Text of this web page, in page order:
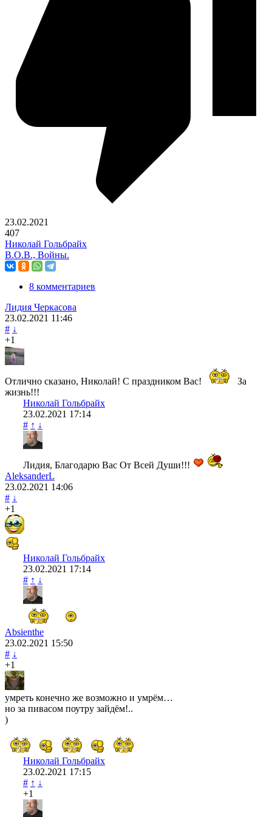
23.02.2021
407
Николай Гольбрайх
В.О.В., Войны.
8 комментариев
Лидия Черкасова
23.02.2021 11:46
# ↓
+1
Отлично сказано, Николай! С праздником Вас!
За
жизнь!!!
Николай Гольбрайх
23.02.2021 17:14
# ↑ ↓
Лидия, Благодарю Вас От Всей Души!!!
AleksanderL
23.02.2021 14:06
# ↓
+1
Николай Гольбрайх
23.02.2021 17:14
# ↑ ↓
Absienthe
23.02.2021 15:50
# ↓
+1
умреть конечно же возможно и умрём…
но за пивасом поутру зайдём!..
)
Николай Гольбрайх
23.02.2021 17:15
# ↑ ↓
+1